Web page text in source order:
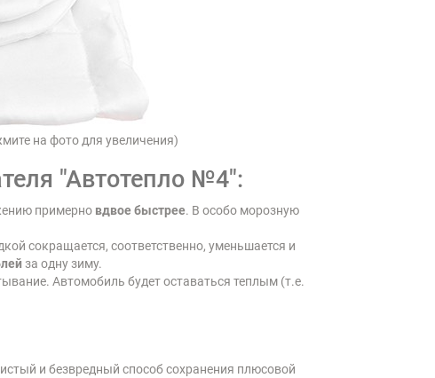
на фото для увеличения)
"Автотепло №4":
примерно вдвое быстрее. В особо морозную
сокращается, соответственно, уменьшается и
за одну зиму.
Автомобиль будет оставаться теплым (т.е.
и безвредный способ сохранения плюсовой